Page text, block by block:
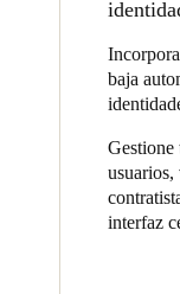
baja
Gestione
usuarios,
interfaz